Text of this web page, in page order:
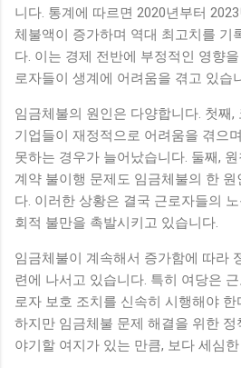
니다. 통계에 따르면 2020년부터
체불액이 증가하며 역대 최고치를 기
다. 이는 경제 전반에 부정적인 영향
로자들이 생계에 어려움을 겪고 있습
임금체불의 원인은 다양합니다. 첫째,
기업들이 재정적으로 어려움을 겪으
못하는 경우가 늘어났습니다. 둘째,
계약 불이행 문제도 임금체불의 한
다. 이러한 상황은 결국 근로자들의
회적 불만을 촉발시키고 있습니다.
임금체불이 계속해서 증가함에 따라
련에 나서고 있습니다. 특히 여당은
로자 보호 조치를 신속히 시행해야
하지만 임금체불 문제 해결을 위한
야기할 여지가 있는 만큼, 보다 세심